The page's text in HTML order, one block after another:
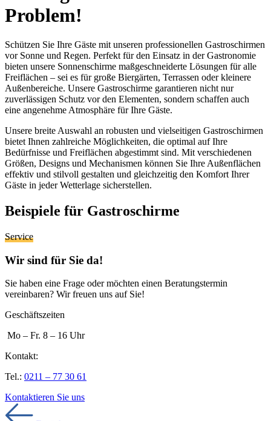
Problem!
Schützen Sie Ihre Gäste mit unseren professionellen Gastroschirmen
vor Sonne und Regen. Perfekt für den Einsatz in der Gastronomie
bieten unsere Sonnenschirme maßgeschneiderte Lösungen für alle
Freiflächen – sei es für große Biergärten, Terrassen oder kleinere
Außenbereiche. Unsere Gastroschirme garantieren nicht nur
zuverlässigen Schutz vor den Elementen, sondern schaffen auch
eine angenehme Atmosphäre für Ihre Gäste.
Unsere breite Auswahl an robusten und vielseitigen Gastroschirmen
bietet Ihnen zahlreiche Möglichkeiten, die optimal auf Ihre
Bedürfnisse und Freiflächen abgestimmt sind. Mit verschiedenen
Größen, Designs und Mechanismen können Sie Ihre Außenflächen
effektiv und stilvoll gestalten und gleichzeitig den Komfort Ihrer
Gäste in jeder Wetterlage sicherstellen.
Beispiele für Gastroschirme
Service
Wir sind für Sie da!
Sie haben eine Frage oder möchten einen Beratungstermin
vereinbaren? Wir freuen uns auf Sie!
Geschäftszeiten
Mo – Fr. 8 – 16 Uhr
Kontakt:
Tel.: 0211 – 77 30 61
Kontaktieren Sie uns